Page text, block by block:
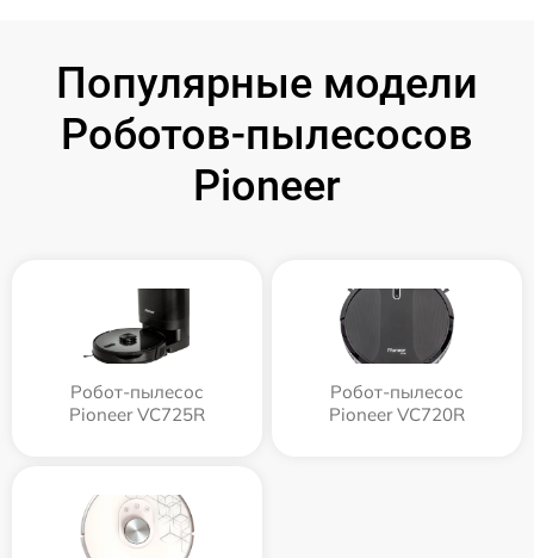
Популярные модели
Роботов-пылесосов
Pioneer
Робот-пылесос
Pioneer VC725R
Робот-пылесос
Pioneer VC720R